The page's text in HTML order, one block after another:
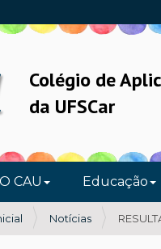
Colégio de
da UFSCar
O CAU Educação
Notícias